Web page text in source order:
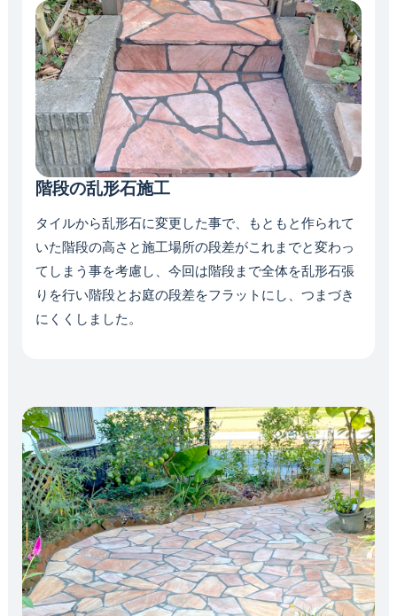
階段の乱形石施工
タイルから乱形石に変更した事で、もともと作られて
いた階段の高さと施工場所の段差がこれまでと変わっ
てしまう事を考慮し、今回は階段まで全体を乱形石張
りを行い階段とお庭の段差をフラットにし、つまづき
にくくしました。